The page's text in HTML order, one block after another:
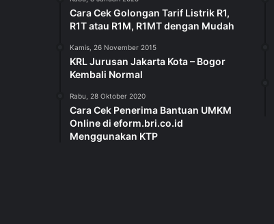
Cara Cek Golongan Tarif Listrik R1,
R1T atau R1M, R1MT dengan Mudah
Kamis, 26 November 2015
KRL Jurusan Jakarta Kota – Bogor
Kembali Normal
Rabu, 28 Oktober 2020
Cara Cek Penerima Bantuan UMKM
Online di eform.bri.co.id
Menggunakan KTP